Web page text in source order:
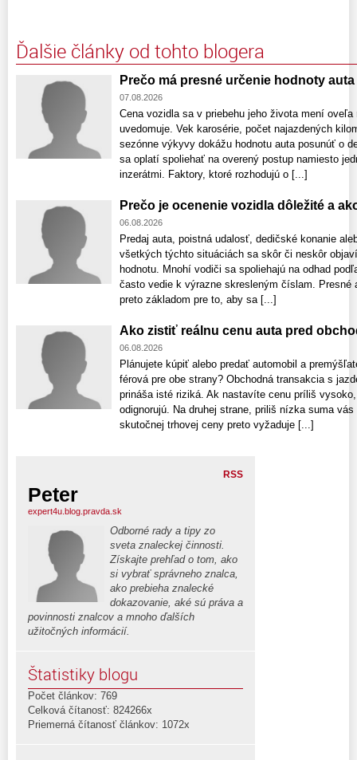
Ďalšie články od tohto blogera
Prečo má presné určenie hodnoty
07.08.2026
Cena vozidla sa v priebehu jeho života mení
uvedomuje. Vek karosérie, počet najazdených
sezónne výkyvy dokážu hodnotu auta posunúť o
sa oplatí spoliehať na overený postup namiesto
inzerátmi. Faktory, ktoré rozhodujú o [...]
Prečo je ocenenie vozidla dôležité a
06.08.2026
Predaj auta, poistná udalosť, dedičské konanie
všetkých týchto situáciách sa skôr či neskôr
hodnotu. Mnohí vodiči sa spoliehajú na odhad
často vedie k výrazne skresleným číslam. Presné
preto základom pre to, aby sa [...]
Ako zistiť reálnu cenu auta pred
06.08.2026
Plánujete kúpiť alebo predať automobil a
férová pre obe strany? Obchodná transakcia s
prináša isté riziká. Ak nastavíte cenu príliš
odignorujú. Na druhej strane, priliš nízka suma
skutočnej trhovej ceny preto vyžaduje [...]
RSS
Peter
expert4u.blog.pravda.sk
Odborné rady a tipy zo
sveta znaleckej činnosti.
Získajte prehľad o tom, ako
si vybrať správneho znalca,
ako prebieha znalecké
dokazovanie, aké sú práva a
povinnosti znalcov a mnoho ďalších
užitočných informácií.
Štatistiky blogu
Počet článkov: 769
Celková čítanosť: 824266x
Priemerná čítanosť článkov: 1072x